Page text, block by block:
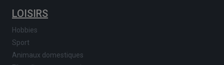
LOISIRS
Hobbies
Sport
Animaux domestiques